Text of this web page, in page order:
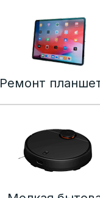
Ремонт